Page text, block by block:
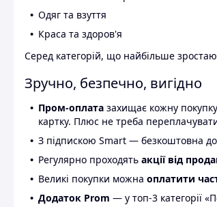
Одяг та взуття
Краса та здоров'я
Серед категорій, що найбільше
Зручно, безпечно, вигідно
Пром-оплата захищає кожну
картку. Плюс не треба
З підпискою Smart — безкоштовна
Регулярно проходять акції від
Великі покупки можна оплатити
Додаток Prom — у топ-3 категорії